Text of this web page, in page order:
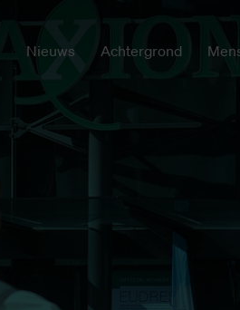
Nieuws Achtergrond